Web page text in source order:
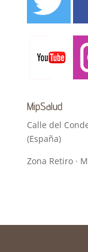
MipSalud
Calle del
(España)
Zona Retiro ·